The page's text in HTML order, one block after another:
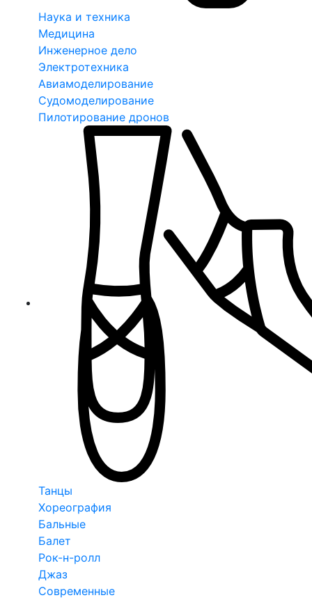
Наука и техника
Медицина
Инженерное дело
Электротехника
Авиамоделирование
Судомоделирование
Пилотирование дронов
Танцы
Хореография
Бальные
Балет
Рок-н-ролл
Джаз
Современные